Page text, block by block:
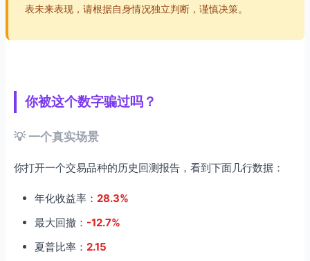
表未来表现，请根据自身情况独立判断，谨慎决策。
你被这个数字骗过吗？
💡 一个真实场景
你打开一个交易品种的历史回测报告，看到下面几行数据：
年化收益率： 28.3%
最大回撤： -12.7%
夏普比率： 2.15